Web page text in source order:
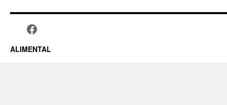
ALIMENTAL